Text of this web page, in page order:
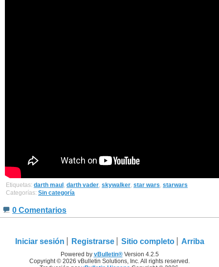
Etiquetas: darth maul , darth vader, skywalker, star wars, starwars
Categorías: Sin categoría
0 Comentarios
Iniciar sesión Registrarse Sitio completo Arriba
Powered by vBulletin®Version 4.2.5
Copyright © 2026 vBulletin Solutions, Inc. All rights reserved.